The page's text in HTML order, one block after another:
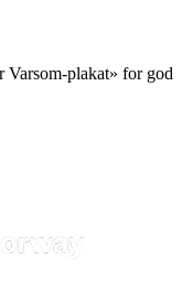
plakat» for god